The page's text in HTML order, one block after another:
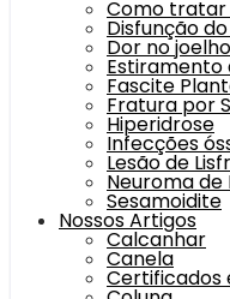
Como tratar
Disfunção
Dor no joelho
Estiramento
Fascite
Fratura por
Hiperidrose
Infecções
Lesão de
Neuroma
Sesamoidite
Nossos Artigos
Calcanhar
Canela
Certificados